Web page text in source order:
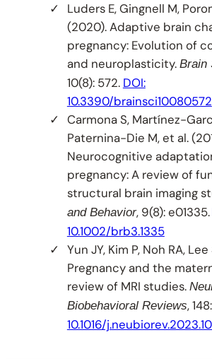
Luders E, Gingnell M,
(2020). Adaptive brain
pregnancy: Evolution of
and neuroplasticity. Brain
10(8): 572. DOI:
10.3390/brainsci10080572
Carmona S, Martínez-
Paternina-Die M, et al.
Neurocognitive
pregnancy: A review of
structural brain imaging
and Behavior, 9(8): e01335.
10.1002/brb3.1335
Yun JY, Kim P, Noh RA,
Pregnancy and the
review of MRI studies.
Biobehavioral Reviews,
10.1016/